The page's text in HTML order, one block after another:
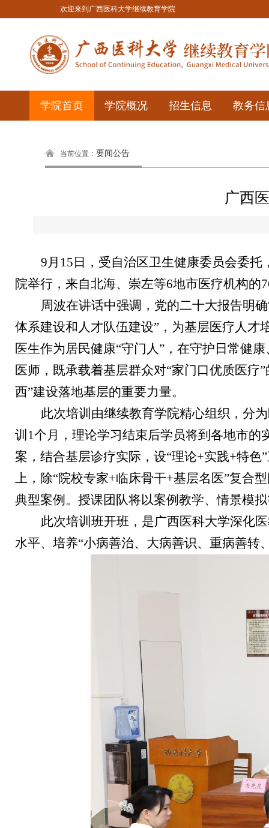
欢迎来到广西医科大学继续教育学院
学院首页 学院概况 招生信息 教务信
当前位置： 要闻公告
广西
9月15日，受自治区卫生健康委员会委
院举行，来自北海、崇左等6地市医疗机构
周波在讲话中强调，党的二十大报告明
体系建设和人才队伍建设”，为基层医疗人
医生作为居民健康“守门人”，在守护日常健
医师，既承载着基层群众对“家门口优质医疗
西”建设落地基层的重要力量。
此次培训由继续教育学院精心组织， 分
训1个月，理论学习结束后学员将到各地市
案，结合基层诊疗实际，设“理论+实践+特
上，除“院校专家+临床骨干+基层名医”复合
典型案例。授课团队将以案例教学、情景模
此次培训班开班，是广西医科大学深化
水平、培养“小病善治、大病善识、重病善转